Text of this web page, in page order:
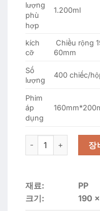
lượng
phù
hợp
1.200ml
kích
cỡ
Chiều rộng
60mm
Số
lượng
400 chiếc/
Phim
áp
dụng
G-19156 (19x15x6)장
재료:
PP
크기:
190